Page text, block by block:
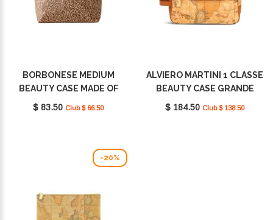
BORBONESE MEDIUM
BEAUTY CASE MADE OF
RECYCLED NYLON
$ 83.50 Club $ 66.50
ALVIERO MARTINI 1 CLASSE
BEAUTY CASE GRANDE
GEO CLASSIC CM0326000
$ 184.50 Club $ 138.50
-20%